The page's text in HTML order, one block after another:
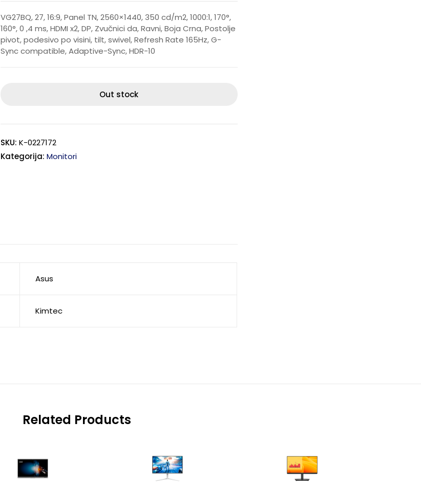
VG27BQ, 27, 16:9, Panel TN, 2560×1440, 350 cd/m2, 1000:1, 170°,
160°, 0 ,4 ms, HDMI x2, DP, Zvučnici da, Ravni, Boja Crna, Postolje
pivot, podesivo po visini, tilt, swivel, Refresh Rate 165Hz, G-
Sync compatible, Adaptive-Sync, HDR-10
Out stock
SKU: K-0227172
Kategorija: Monitori
Asus
Kimtec
Related Products